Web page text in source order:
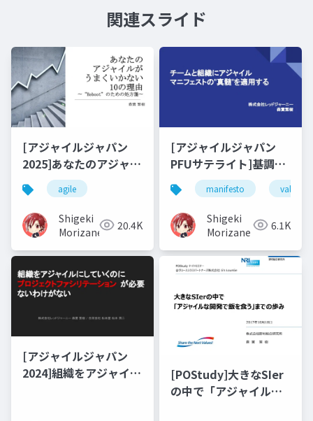
関連スライド
[アジャイルジャパン
2025]あなたのアジャイ
ルがうまくいかない10
の理由～"Reboot"のた
めの処方箋～
agile
Shigeki
Morizane
20.4K
[アジャイルジャパン
PFUサテライト]基調講
演
manifesto value
Shigeki
Morizane
6.1K
[アジャイルジャパン
2024]組織をアジャイル
[POStudy]大きなSIer
の中で「アジャイルな